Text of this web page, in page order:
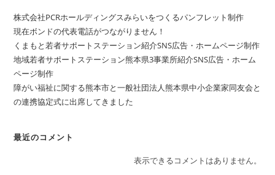
集
ポ
ス
タ
ー・
パ
レ
ッ
ト
株式会社PCRホールディングスみらいをつくるパンフレット制作
現在ボンドの代表電話がつながりません！
くまもと若者サポートステーション紹介SNS広告・ホームページ制作
地域若者サポートステーション熊本県3事業所紹介SNS広告・ホーム
ページ制作
障がい福祉に関する熊本市と一般社団法人熊本県中小企業家同友会と
の連携協定式に出席してきました
最近のコメント
表示できるコメントはありません。